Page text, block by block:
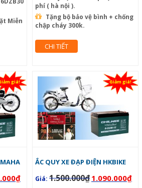
Miễn
phí ( hà nội ).
Tặng bộ bảo vệ bình + chống
chập cháy 300k.
CHI TIẾT
giá!
₫
Giảm giá!
ẮC QUY XE ĐẠP ĐIỆN HKBIKE
Giá: 1.500.000₫ 1.090.000₫